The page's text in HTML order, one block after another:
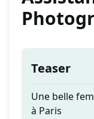
Teaser
Une belle
à Paris